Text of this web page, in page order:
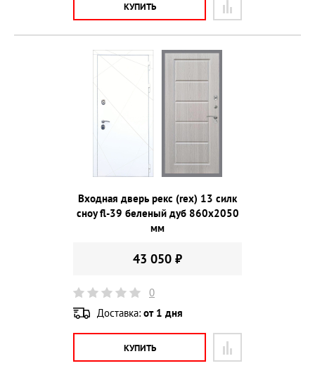
КУПИТЬ
Входная дверь рекс (rex) 13 силк
сноу fl-39 беленый дуб 860х2050
мм
43 050 ₽
0
Доставка: от 1 дня
КУПИТЬ